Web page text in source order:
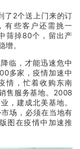
了2个送上门来的订
有些客户还需挑一
筛掉80个，留出产
。
临，才能迅速危中
多家，疫情加速中
情，忙着收购东南
售服务基地。2008
，建成北美基地。
场，必须在当地有
图在疫情中加速推